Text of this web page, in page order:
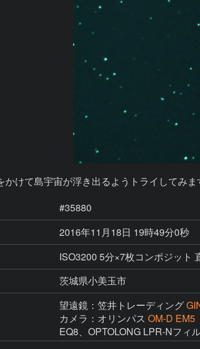
けて島宇宙が浮き出るようトライしてみま
#35880
2016年11月18日 19時49分0秒
ISO3200 5分×7枚コンポジット
茨城県小美玉市
望遠鏡：笠井トレーディング
カメラ：オリンパス OM-D EM5
EQ8、OPTOLONG LPR-Nフィ